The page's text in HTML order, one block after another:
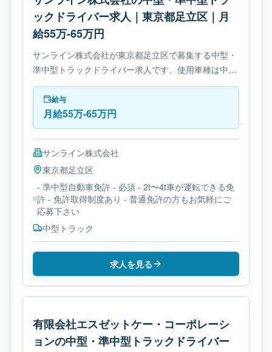
ックドライバー求人｜東京都足立区｜月
給55万-65万円
サンライン株式会社が東京都足立区で募集する中型・
準中型トラックドライバー求人です。使用車種は中型
トラックです。勤務時間は- 変形労働時間制です。必
要免許は- 準中型自動車免許です。
給与
月給55万-65万円
サンライン株式会社
東京都足立区
- 準中型自動車免許 - 必須 - 2t〜4t車が運転できる免
許 - 免許取得制度あり - 普通免許の方もお気軽にご
応募下さい
中型トラック
求人を見る
有限会社エスゼットケー・コーポレーシ
ョンの中型・準中型トラックドライバー